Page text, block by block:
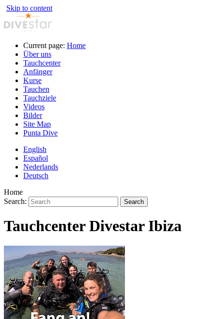
Skip to content
Current page: Home
Über uns
Tauchcenter
Anfänger
Kurse
Tauchen
Tauchziele
Videos
Bilder
Site Map
Punta Dive
English
Español
Nederlands
Deutsch
Home
Search:
Search
Tauchcenter Divestar Ibiza